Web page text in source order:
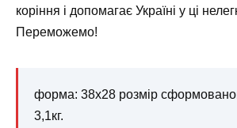
коріння і допомагає Україні у ці
Переможемо!
форма: 38х28 розмір
3,1кг.